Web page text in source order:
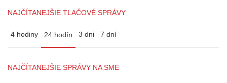
NAJČÍTANEJŠIE TLAČOVÉ SPRÁVY
4 hodiny 24 hodín 3 dni 7 dní
NAJČÍTANEJŠIE SPRÁVY NA SME